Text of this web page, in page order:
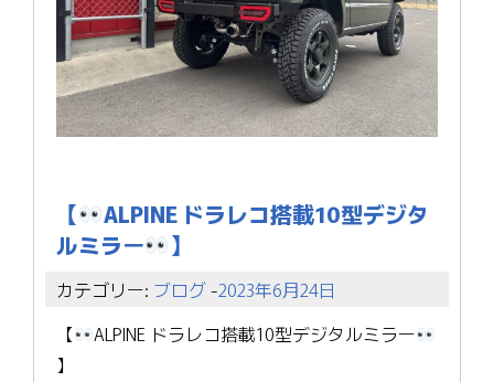
【
ALPINE ドラレコ搭載10型デジタ
ルミラー
】
カテゴリー: ブログ-2023年6月24日
【
ALPINE ドラレコ搭載10型デジタルミラー
】